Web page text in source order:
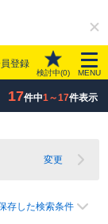
登録
検討中(0) MENU
17件中1～17件表示
変更
存した検索条件